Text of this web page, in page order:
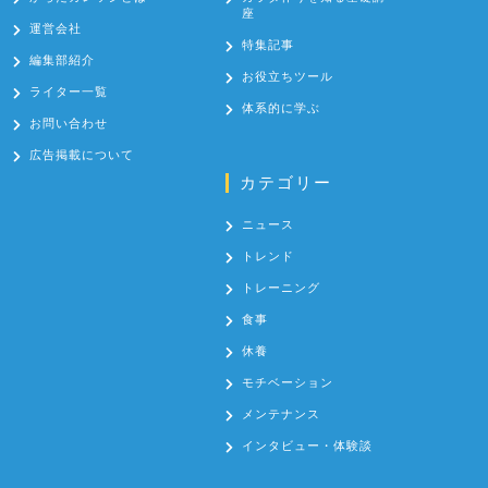
運営会社
編集部紹介
ライター一覧
お問い合わせ
広告掲載について
座
特集記事
お役立ちツール
体系的に学ぶ
カテゴリー
ニュース
トレンド
トレーニング
食事
休養
モチベーション
メンテナンス
インタビュー・体験談